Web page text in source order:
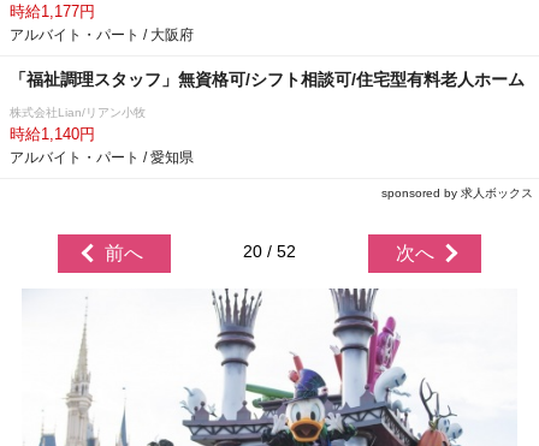
時給1,177円
アルバイト・パート / 大阪府
「福祉調理スタッフ」無資格可/シフト相談可/住宅型有料老人ホーム
株式会社Lian/リアン小牧
時給1,140円
アルバイト・パート / 愛知県
sponsored by 求人ボックス
前へ 20 / 52 次へ